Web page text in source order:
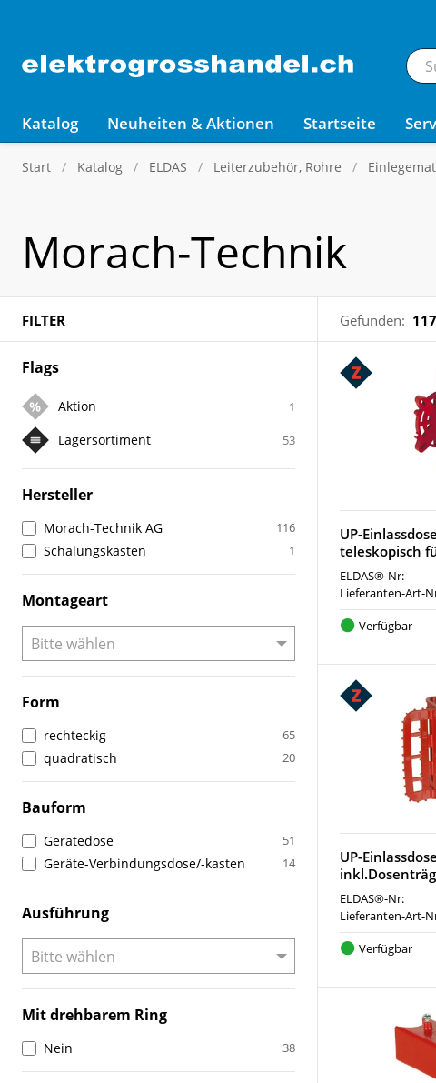
Katalog Neuheiten & Aktionen Startseite
Start Katalog ELDAS Leiterzubehör, Rohre
Morach-Technik
FILTER Gefunden: 117
Flags
Aktion 1
Lagersortiment 53
Hersteller
Morach-Technik AG 116
Schalungskasten 1
Montageart
Form
rechteckig 65
quadratisch 20
Bauform
Gerätedose 51
Geräte-Verbindungsdose/-kasten 14
Ausführung
Mit drehbarem Ring
Nein 38
UP-
teleskopisch
ELDAS®-Nr:
Lieferanten-Art-
Verfügbar
UP-
ELDAS®-Nr:
Lieferanten-Art-
Verfügbar